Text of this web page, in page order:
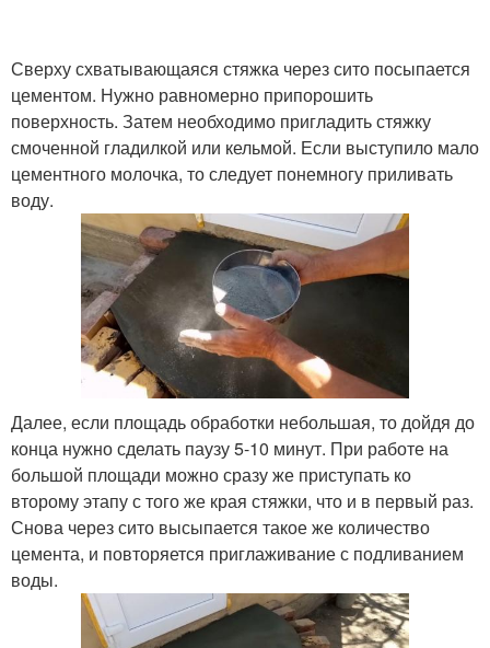
Сверху схватывающаяся стяжка через сито посыпается
цементом. Нужно равномерно припорошить
поверхность. Затем необходимо пригладить стяжку
смоченной гладилкой или кельмой. Если выступило мало
цементного молочка, то следует понемногу приливать
воду.
Далее, если площадь обработки небольшая, то дойдя до
конца нужно сделать паузу 5-10 минут. При работе на
большой площади можно сразу же приступать ко
второму этапу с того же края стяжки, что и в первый раз.
Снова через сито высыпается такое же количество
цемента, и повторяется приглаживание с подливанием
воды.